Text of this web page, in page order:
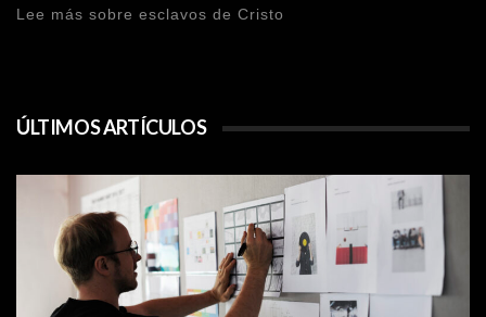
Lee más sobre esclavos de Cristo
ÚLTIMOS ARTÍCULOS